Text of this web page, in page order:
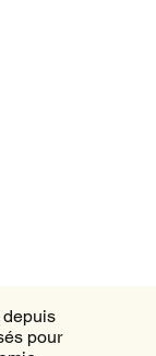
depuis
pour